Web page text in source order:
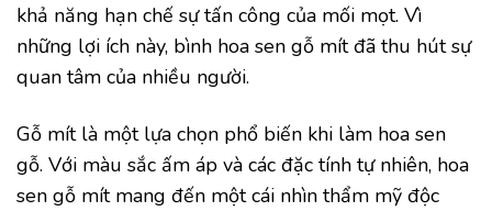
khả năng hạn chế sự tấn công của mối mọt. Vì
những lợi ích này, bình hoa sen gỗ mít đã thu hút sự
quan tâm của nhiều người.
Gỗ mít là một lựa chọn phổ biến khi làm hoa sen
gỗ. Với màu sắc ấm áp và các đặc tính tự nhiên, hoa
sen gỗ mít mang đến một cái nhìn thẩm mỹ độc